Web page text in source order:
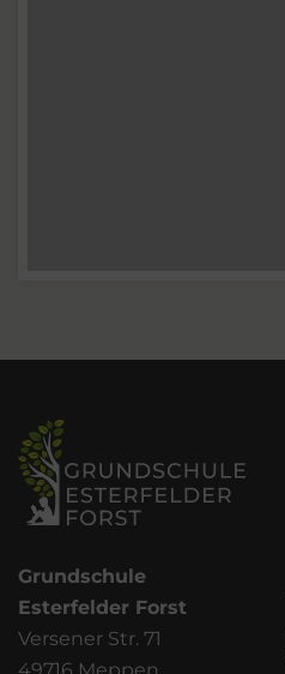
Grundschule
Esterfelder Forst
Versener Str. 71